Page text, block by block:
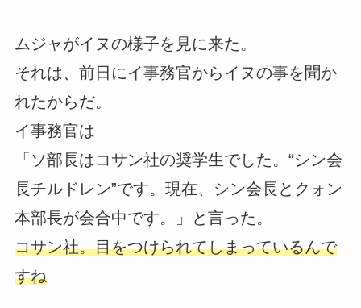
ムジャがイヌの様子を見に来た。
それは、前日にイ事務官からイヌの事を聞か
れたからだ。
イ事務官は
「ソ部長はコサン社の奨学生でした。“シン会
長チルドレン”です。現在、シン会長とクォン
本部長が会合中です。」と言った。
コサン社。目をつけられてしまっているんで
すね